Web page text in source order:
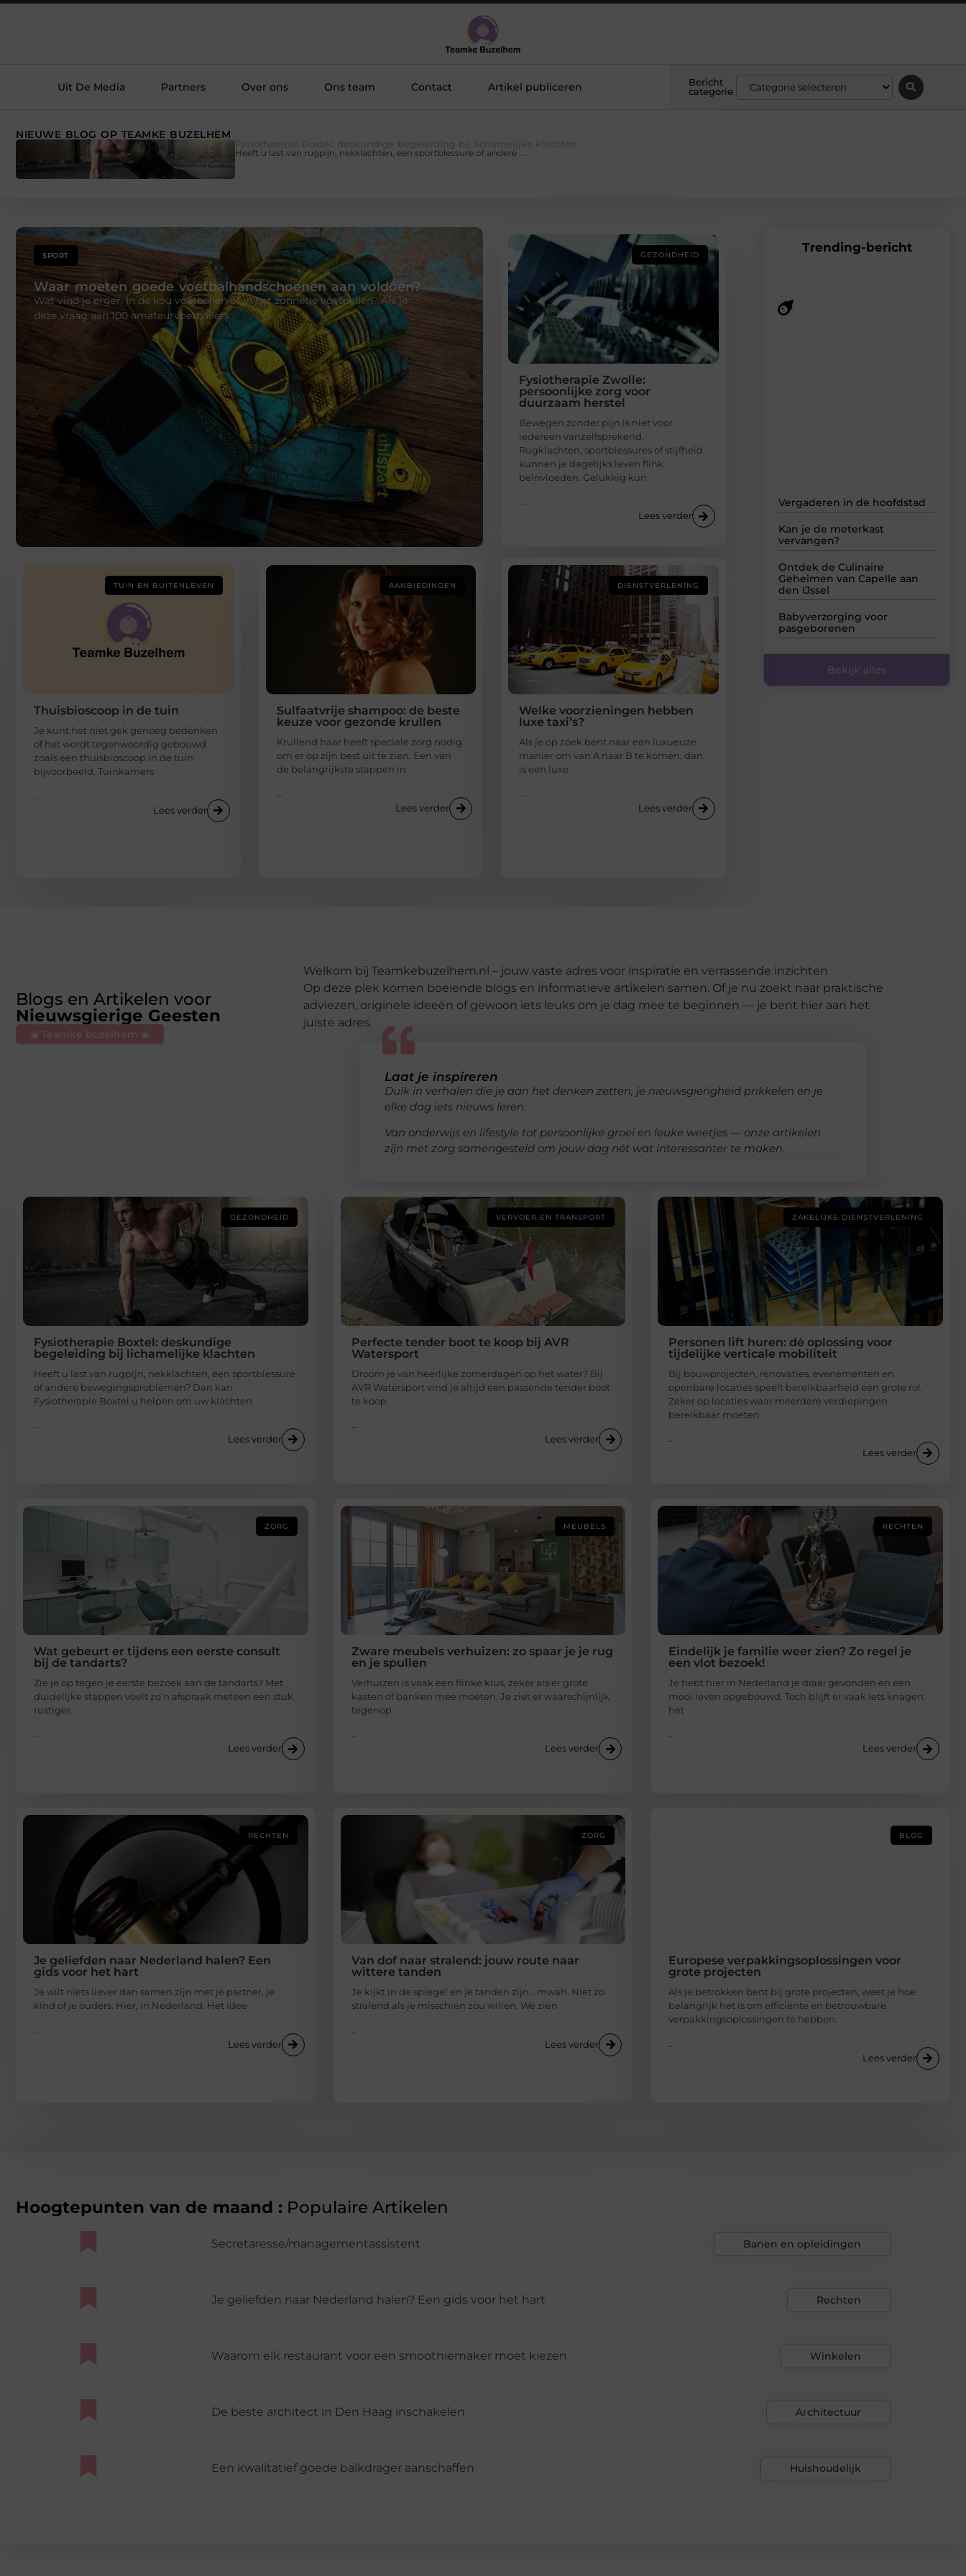
Uit De Media Partners Over ons Ons team Contact Artikel publiceren
Bericht
categorie
NIEUWE BLOG OP TEAMKE BUZELHEM
Fysiotherapie Boxtel: deskundige begeleiding bij lichamelijke klachten
Heeft u last van rugpijn, nekklachten, een sportblessure of andere ...
Trending-bericht
Vergaderen in de hoofdstad
Kan je de meterkast
vervangen?
Ontdek de Culinaire
Geheimen van Capelle aan
den IJssel
Babyverzorging voor
pasgeborenen
Bekijk alles
SPORT
Waar moeten goede voetbalhandschoenen aan voldoen?
Wat vind je erger: in de kou voetballen of in het zonnetje voetballen? Als je
deze vraag aan 100 amateurvoetballers
GEZONDHEID
Fysiotherapie Zwolle:
persoonlijke zorg voor
duurzaam herstel
Bewegen zonder pijn is niet voor
iedereen vanzelfsprekend.
Rugklachten, sportblessures of stijfheid
kunnen je dagelijks leven flink
beïnvloeden. Gelukkig kun
...
Lees verder
TUIN EN BUITENLEVEN
Thuisbioscoop in de tuin
Je kunt het niet gek genoeg bedenken
of het wordt tegenwoordig gebouwd
zoals een thuisbioscoop in de tuin
bijvoorbeeld. Tuinkamers
Lees verder
AANBIEDINGEN
Sulfaatvrije shampoo: de beste
keuze voor gezonde krullen
Krullend haar heeft speciale zorg nodig
om er op zijn best uit te zien. Een van
de belangrijkste stappen in
Lees verder
DIENSTVERLENING
Welke voorzieningen hebben
luxe taxi’s?
Als je op zoek bent naar een luxueuze
manier om van A naar B te komen, dan
is een luxe
Lees verder
Blogs en Artikelen voor
Nieuwsgierige Geesten
◉ Teamke buzelhem ◉
Welkom bij Teamkebuzelhem.nl – jouw vaste adres voor inspiratie en verrassende inzichten
Op deze plek komen boeiende blogs en informatieve artikelen samen. Of je nu zoekt naar praktische
adviezen, originele ideeën of gewoon iets leuks om je dag mee te beginnen — je bent hier aan het
juiste adres.
Laat je inspireren
Duik in verhalen die je aan het denken zetten, je nieuwsgierigheid prikkelen en je
elke dag iets nieuws leren.
Van onderwijs en lifestyle tot persoonlijke groei en leuke weetjes — onze artikelen
zijn met zorg samengesteld om jouw dag nét wat interessanter te maken.
GEZONDHEID
Fysiotherapie Boxtel: deskundige
begeleiding bij lichamelijke klachten
Heeft u last van rugpijn, nekklachten, een sportblessure
of andere bewegingsproblemen? Dan kan
Fysiotherapie Boxtel u helpen om uw klachten
Lees verder
VERVOER EN TRANSPORT
Perfecte tender boot te koop bij AVR
Watersport
Droom je van heerlijke zomerdagen op het water? Bij
AVR Watersport vind je altijd een passende tender boot
te koop.
Lees verder
ZAKELIJKE DIENSTVERLENING
Personen lift huren: dé oplossing voor
tijdelijke verticale mobiliteit
Bij bouwprojecten, renovaties, evenementen en
openbare locaties speelt bereikbaarheid een grote rol.
Zeker op locaties waar meerdere verdiepingen
bereikbaar moeten
Lees verder
ZORG
Wat gebeurt er tijdens een eerste consult
bij de tandarts?
Zie je op tegen je eerste bezoek aan de tandarts? Met
duidelijke stappen voelt zo’n afspraak meteen een stuk
rustiger.
...
Lees verder
MEUBELS
Zware meubels verhuizen: zo spaar je je rug
en je spullen
Verhuizen is vaak een flinke klus, zeker als er grote
kasten of banken mee moeten. Je ziet er waarschijnlijk
tegenop
...
Lees verder
RECHTEN
Eindelijk je familie weer zien? Zo regel je
een vlot bezoek!
Je hebt hier in Nederland je draai gevonden en een
mooi leven opgebouwd. Toch blijft er vaak iets knagen:
het
...
Lees verder
RECHTEN
Je geliefden naar Nederland halen? Een
gids voor het hart
Je wilt niets liever dan samen zijn met je partner, je
kind of je ouders. Hier, in Nederland. Het idee
Lees verder
ZORG
Van dof naar stralend: jouw route naar
wittere tanden
Je kijkt in de spiegel en je tanden zijn… mwah. Niet zo
stralend als je misschien zou willen. We zien
Lees verder
BLOG
Europese verpakkingsoplossingen voor
grote projecten
Als je betrokken bent bij grote projecten, weet je hoe
belangrijk het is om efficiënte en betrouwbare
verpakkingsoplossingen te hebben.
Lees verder
Hoogtepunten van de maand : Populaire Artikelen
Secretaresse/managementassistent Banen en opleidingen
Je geliefden naar Nederland halen? Een gids voor het hart Rechten
Waarom elk restaurant voor een smoothiemaker moet kiezen Winkelen
De beste architect in Den Haag inschakelen Architectuur
Een kwalitatief goede balkdrager aanschaffen Huishoudelijk